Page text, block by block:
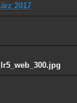
2017